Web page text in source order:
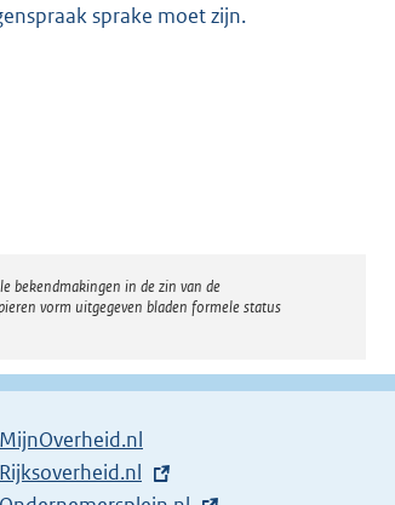
sprake moet zijn.
bekendmakingen in de zin van de
vorm uitgegeven bladen formele status
MijnOverheid.nl
E
Rijksoverheid.nl